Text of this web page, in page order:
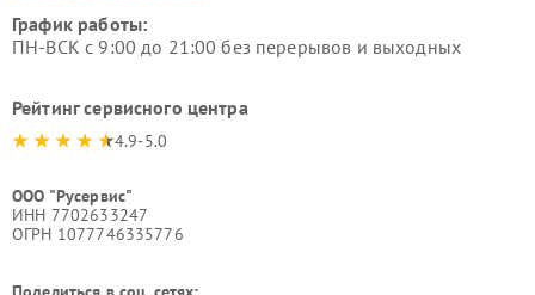
График работы:
ПН-ВСК с 9:00 до 21:00 без перерывов и выходных
Рейтинг сервисного центра
4.9-5.0
ООО "Русервис"
ИНН 7702633247
ОГРН 1077746335776